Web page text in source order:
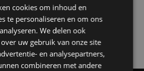
Elektrische Geely E2 (tijdelijk) net zo goedkoop
als een Renault Twingo
cookies om inhoud en
te personaliseren en om ons
We delen ook
uw gebruik van onze site
en analysepartners,
combineren met andere